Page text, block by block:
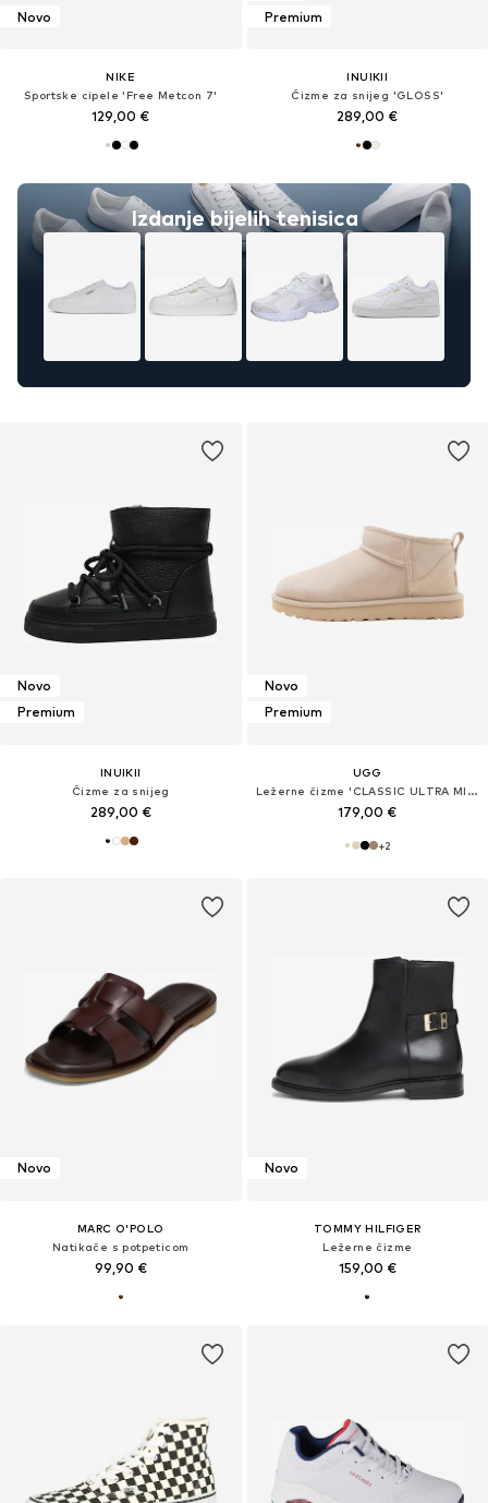
Novo
NIKE
Sportske cipele 'Free Metcon 7'
129,00 €
Izdanje bijelih tenisica
Premium
INUIKII
Čizme za snijeg 'GLOSS'
289,00 €
Novo
Premium
INUIKII
Čizme za snijeg
289,00 €
Novo
Premium
UGG
Ležerne čizme 'CLASSIC ULTRA MINI'
179,00 €
+2
Novo
MARC O'POLO
Natikače s potpeticom
99,90 €
Novo
TOMMY HILFIGER
Ležerne čizme
159,00 €